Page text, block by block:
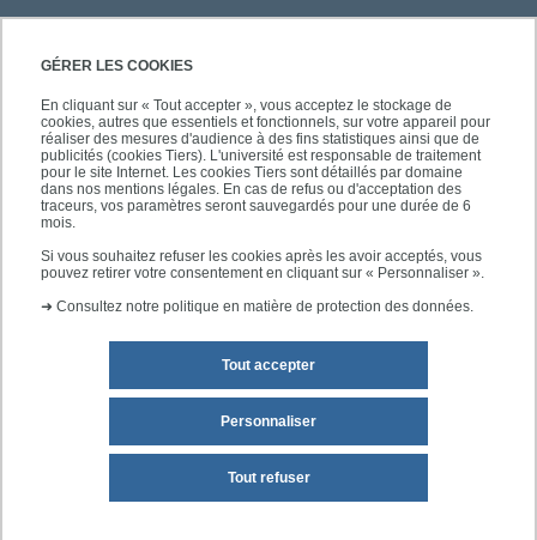
GÉRER LES COOKIES
En cliquant sur « Tout accepter », vous acceptez le stockage de
cookies, autres que essentiels et fonctionnels, sur votre appareil pour
réaliser des mesures d'audience à des fins statistiques ainsi que de
publicités (cookies Tiers). L'université est responsable de traitement
pour le site Internet. Les cookies Tiers sont détaillés par domaine
dans nos mentions légales. En cas de refus ou d'acceptation des
traceurs, vos paramètres seront sauvegardés pour une durée de 6
mois.
Si vous souhaitez refuser les cookies après les avoir acceptés, vous
pouvez retirer votre consentement en cliquant sur « Personnaliser ».
➜ Consultez notre politique en matière de protection des données.
Tout accepter
Tout refuser
Personnaliser
PRATIQUE
ACCÈS RAPIDES
SUIVEZ L'UPEC
Mentions légales Plan du site